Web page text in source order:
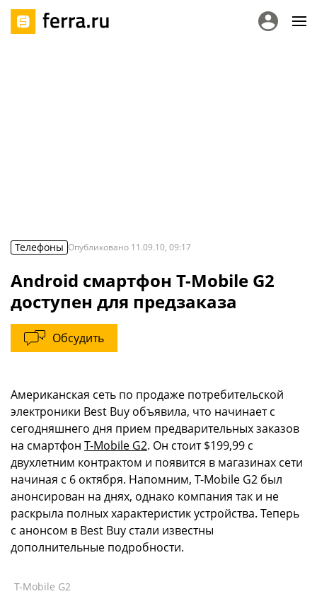
Телефоны Опубликовано 11.09.10, 09:17
Android смартфон T-Mobile G2
доступен для предзаказа
Обсудить
Американская сеть по продаже потребительской
электроники Best Buy объявила, что начинает с
сегодняшнего дня прием предварительных заказов
на смартфон T-Mobile G2. Он стоит $199,99 с
двухлетним контрактом и появится в магазинах сети
начиная с 6 октября. Напомним, T-Mobile G2 был
анонсирован на днях, однако компания так и не
раскрыла полных характеристик устройства. Теперь
с анонсом в Best Buy стали известны
дополнительные подробности.
T-Mobile G2